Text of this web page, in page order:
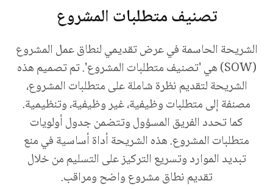
تصنيف متطلبات المشروع
الشريحة الحاسمة في عرض تقديمي لنطاق عمل المشروع
(SOW) هي 'تصنيف متطلبات المشروع'. تم تصميم هذه
الشريحة لتقديم نظرة شاملة على متطلبات المشروع،
مصنفة إلى متطلبات وظيفية، غير وظيفية، وتنظيمية.
كما تحدد الفريق المسؤول وتتضمن جدول أولويات
متطلبات المشروع. هذه الشريحة أداة أساسية في منع
تبديد الموارد وتسريع التركيز على التسليم من خلال
تقديم نطاق مشروع واضح ومراقب.